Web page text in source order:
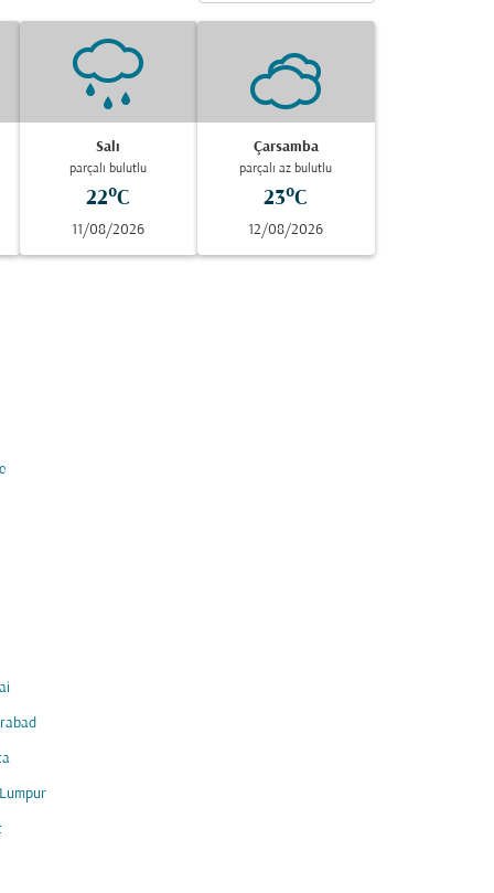
Salı
parçalı bulutlu
22°C
11/08/2026
Çarsamba
parçalı az bulutlu
23°C
12/08/2026